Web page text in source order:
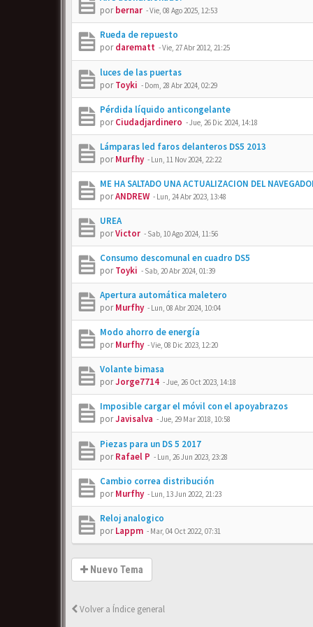
porbernar -Vie, 08 Ago 2025, 12:53
Rueda de repuesto
pordarematt -Vie, 27 Abr 2012, 21:25
luces de las puertas
porToyki - Dom, 28 Abr 2024, 02:29
Pérdida líquido anticongelante
porCiudadjardinero -Jue, 26 Dic 2024, 14:18
Lámparas led faros delanteros DS5 2013
porMurfhy - Lun, 11 Nov 2024, 22:22
ME HA SALTADO UNA ACTUALIZACION DEL
porANDREW - Lun, 24 Abr 2023, 13:48
UREA
porVictor - Sab, 10 Ago 2024, 11:56
Consumo descomunal en cuadro DS5
porToyki - Sab, 20 Abr 2024, 01:39
Apertura automática maletero
porMurfhy - Lun, 08 Abr 2024, 10:04
Modo ahorro de energía
porMurfhy -Vie, 08 Dic 2023, 12:20
Volante bimasa
porJorge7714 -Jue, 26 Oct 2023, 14:18
Imposible cargar el móvil con el apoyabrazos
porJavisalva -Jue, 29 Mar 2018, 10:58
Piezas para un DS 5 2017
porRafael P - Lun, 26 Jun 2023, 23:28
Cambio correa distribución
porMurfhy - Lun, 13 Jun 2022, 21:23
Reloj analogico
porLappm - Mar, 04 Oct 2022, 07:31
Nuevo Tema
Volver a Índice general